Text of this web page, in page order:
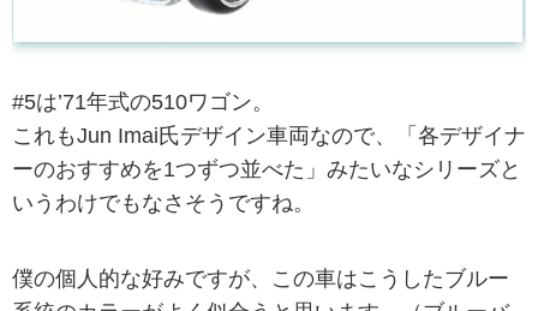
#5は’71年式の510ワゴン。
これもJun Imai氏デザイン車両なので、「各デザイナ
ーのおすすめを1つずつ並べた」みたいなシリーズと
いうわけでもなさそうですね。
僕の個人的な好みですが、この車はこうしたブルー